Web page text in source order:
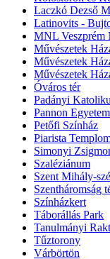
Laczkó Dezső
Latinovits -
MNL Veszprém
Művészetek
Művészetek
Művészetek
Óváros tér
Padányi
Pannon Egyetem
Petőfi Színház
Piarista
Simonyi
Szaléziánum
Szent Mihály-
Szentháromság
Színházkert
Táborállás Park
Tanulmányi
Tűztorony
Várbörtön